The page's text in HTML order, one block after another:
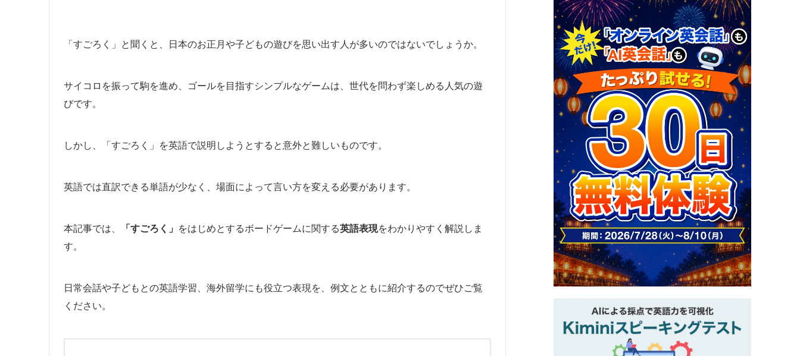
「すごろく」と聞くと、日本のお正月や子どもの遊びを思い出す人が多いのではないでしょうか。
サイコロを振って駒を進め、ゴールを目指すシンプルなゲームは、世代を問わず楽しめる人気の遊
びです。
しかし、「すごろく」を英語で説明しようとすると意外と難しいものです。
英語では直訳できる単語が少なく、場面によって言い方を変える必要があります。
本記事では、 「すごろく」 をはじめとするボードゲームに関する英語表現をわかりやすく解説しま
す。
日常会話や子どもとの英語学習、海外留学にも役立つ表現を、例文とともに紹介するのでぜひご覧
ください。